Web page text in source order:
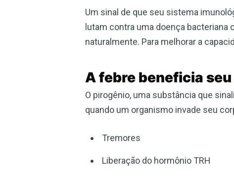
Um sinal de que seu sistema
lutam contra uma doença bacteriana
naturalmente. Para melhorar a
A febre beneficia
O pirogênio, uma substância que
quando um organismo invade seu
Tremores
Liberação do hormônio TRH